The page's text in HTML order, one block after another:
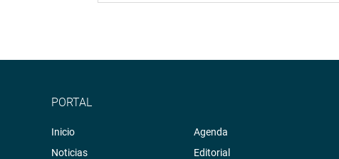
PORTAL
Inicio
Noticias
Agenda
Editorial